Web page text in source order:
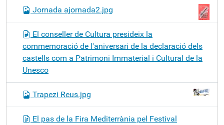
Jornada ajornada2.jpg
El conseller de Cultura presideix la
commemoració de l'aniversari de la declaració dels
castells com a Patrimoni Immaterial i Cultural de la
Unesco
Trapezi Reus.jpg
El pas de la Fira Mediterrània pel Festival